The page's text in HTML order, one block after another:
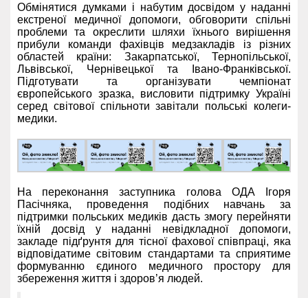
Обмінятися думками і набутим досвідом у наданні
екстреної медичної допомоги, обговорити спільні
проблеми та окреслити шляхи їхнього вирішення
прибули команди фахівців медзакладів із різних
областей країни: Закарпатської, Тернопільської,
Львівської, Чернівецької та Івано-Франківської.
Підготувати та організувати чемпіонат
європейського зразка, висловити підтримку Україні
серед світової спільноти завітали польські колеги-
медики.
На переконання заступника голова ОДА Ігоря
Пасічняка, проведення подібних навчань за
підтримки польських медиків дасть змогу перейняти
їхній досвід у наданні невідкладної допомоги,
закладе підґрунтя для тісної фахової співпраці, яка
відповідатиме світовим стандартами та сприятиме
формуванню єдиного медичного простору для
збереження життя і здоров’я людей.